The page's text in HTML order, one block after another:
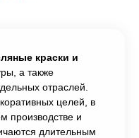
краски и
а также
отраслей.
целей, в
производстве и
длительным